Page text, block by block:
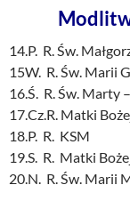
14.P. R. Św.
15W. R. Św. Marii
16.Ś. R. Św. Marty
17.Cz.R. Matki
18.P. R. KSM
19.S. R. Matki
20.N. R. Św. Marii